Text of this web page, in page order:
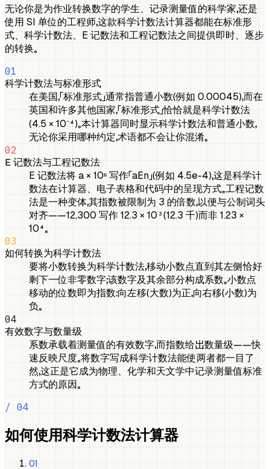
无论你是为作业转换数字的学生、记录测量值的科学家，还是
使用 SI 单位的工程师，这款科学计数法计算器都能在标准形
式、科学计数法、E 记数法和工程记数法之间提供即时、逐步
的转换。
01
科学计数法与标准形式
在美国，「标准形式」通常指普通小数（例如 0.00045），而在
英国和许多其他国家，「标准形式」恰恰就是科学计数法
（4.5 × 10⁻⁴）。本计算器同时显示科学计数法和普通小数，
无论你采用哪种约定，术语都不会让你混淆。
02
E 记数法与工程记数法
E 记数法将 a × 10ⁿ 写作「aEn」（例如 4.5e-4），这是科学计
数法在计算器、电子表格和代码中的呈现方式。工程记数
法是一种变体，其指数被限制为 3 的倍数，以便与公制词头
对齐——12,300 写作 12.3 × 10³（12.3 千）而非 1.23 ×
10⁴。
03
如何转换为科学计数法
要将小数转换为科学计数法，移动小数点直到其左侧恰好
剩下一位非零数字；该数字及其余部分构成系数。小数点
移动的位数即为指数：向左移（大数）为正，向右移（小数）为
负。
04
有效数字与数量级
系数承载着测量值的有效数字，而指数给出数量级——快
速反映尺度。将数字写成科学计数法能使两者都一目了
然，这正是它成为物理、化学和天文学中记录测量值标准
方式的原因。
/ 04
如何使用科学计数法计算器
01